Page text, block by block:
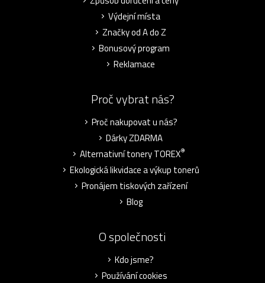
Výdejní místa
Značky od A do Z
Bonusový program
Reklamace
Proč vybrat nás?
Proč nakupovat u nás?
Dárky ZDARMA
Alternativní tonery TOREX®
Ekologická likvidace a výkup tonerů
Pronájem tiskových zařízení
Blog
O společnosti
Kdo jsme?
Používání cookies